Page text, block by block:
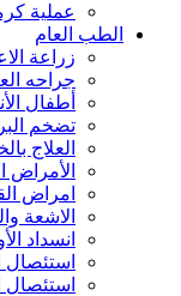
عملية
الطب العام
زراعة
جراحه
أطفال
تضخم
العلاج
الأمراض
امراض
الاشعة
انسداد
استئصال
استئصال